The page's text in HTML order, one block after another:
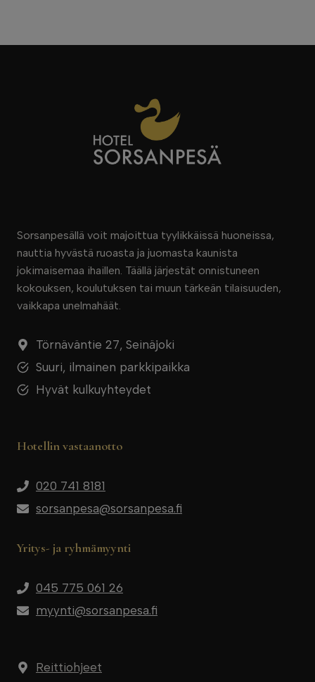
Sorsanpesällä voit majoittua tyylikkäissä huoneissa,
nauttia hyvästä ruoasta ja juomasta kaunista
jokimaisemaa ihaillen. Täällä järjestät onnistuneen
kokouksen, koulutuksen tai muun tärkeän tilaisuuden,
vaikkapa unelmahäät.
Törnäväntie 27, Seinäjoki
Suuri, ilmainen parkkipaikka
Hyvät kulkuyhteydet
Hotellin vastaanotto
020 741 8181
sorsanpesa@sorsanpesa.fi
Yritys- ja ryhmämyynti
045 775 061 26
myynti@sorsanpesa.fi
Reittiohjeet